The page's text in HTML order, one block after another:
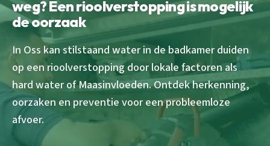
weg? Een rioolverstopping is mogelijk
de oorzaak
In Oss kan stilstaand water in de badkamer duiden
op een rioolverstopping door lokale factoren als
hard water of Maasinvloeden. Ontdek herkenning,
oorzaken en preventie voor een probleemloze
afvoer.